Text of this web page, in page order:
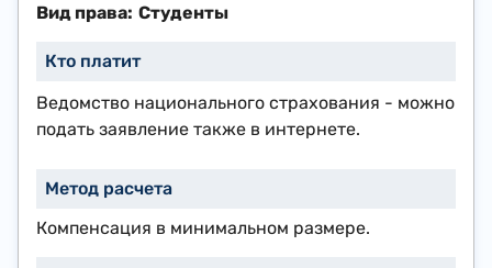
​Студенты
Ведомство национального страхования - можно
подать заявление также в интернете.
Компенсация в минимальном размере.